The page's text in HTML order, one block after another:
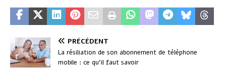
PRÉCÉDENT
La résiliation de son abonnement de téléphone
mobile : ce qu’il faut savoir